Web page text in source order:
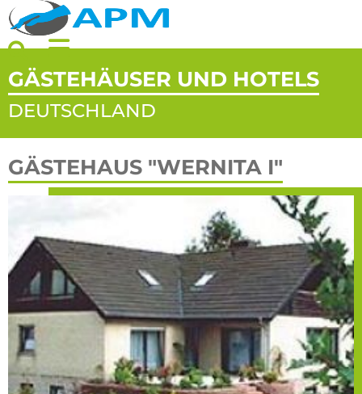
GÄSTEHÄUSER UND HOTELS
DEUTSCHLAND
GÄSTEHAUS "WERNITA I"
KONTAKT
APM